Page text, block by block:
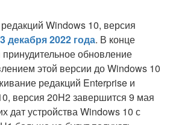
Windows 10, версия
декабря 2022 года. В конце
принудительное обновление
этой версии до Windows 10
редакций Enterprise и
версия 20H2 завершится 9 мая
дат устройства Windows 10 с